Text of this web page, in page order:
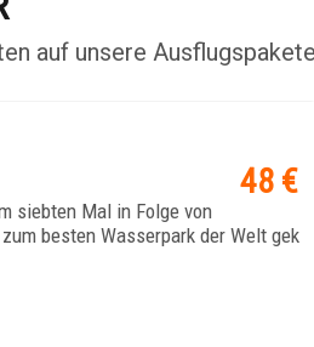
auf unsere
48 €
Mal in Folge von
besten Wasserpark der Welt gek